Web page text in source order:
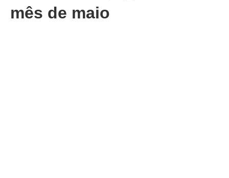
mês de maio